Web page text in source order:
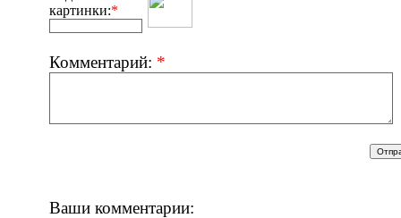
картинки:*
Комментарий: *
Ваши комментарии: